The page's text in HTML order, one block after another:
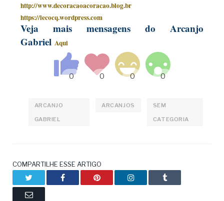
http://www.decoracaoacoracao.blog.br
https://lecocq.wordpress.com
Veja mais mensagens do Arcanjo
Gabriel Aqui
ARCANJO
GABRIEL
ARCANJOS
SEM
CATEGORIA
COMPARTILHE ESSE ARTIGO
Facebook Pinterest LinkedIn Tumblr
Email